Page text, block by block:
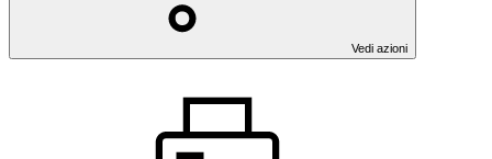
Vedi azioni